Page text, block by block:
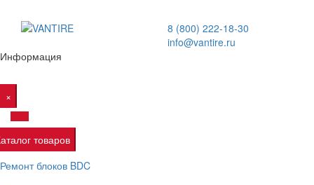
8 (800) 222-18-30
info@vantire.ru
Информация
×
товаров
Ремонт блоков BDC